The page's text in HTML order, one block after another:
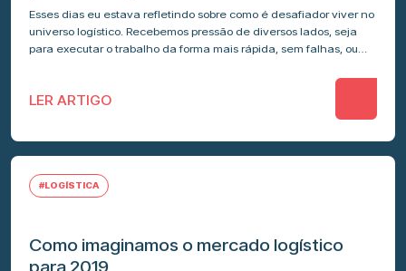
Esses dias eu estava refletindo sobre como é desafiador viver no
universo logístico. Recebemos pressão de diversos lados, seja
para executar o trabalho da forma mais rápida, sem falhas, ou…
LER ARTIGO
#LOGÍSTICA
Como imaginamos o mercado logístico